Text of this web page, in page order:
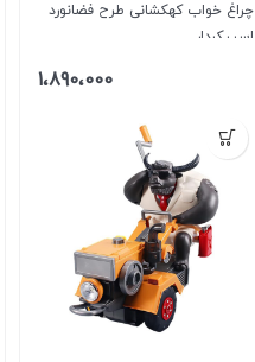
چراغ خواب کهکشانی طرح فضانورد
اسپیکردار
1،890،000